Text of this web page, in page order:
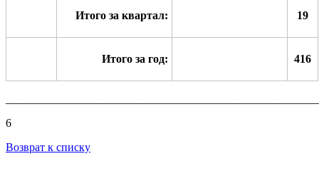
Итого за квартал: 19
Итого за год: 416
6
Возврат к списку